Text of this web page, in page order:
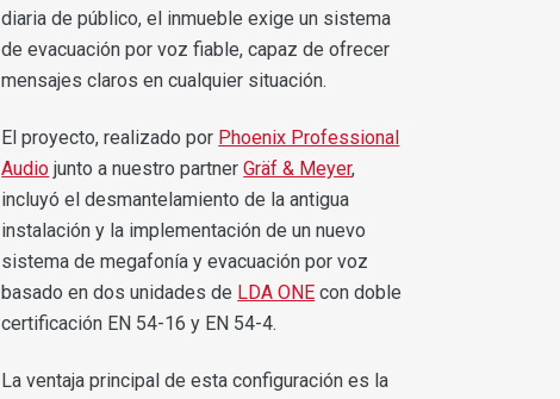
diaria de público, el inmueble exige un sistema
de evacuación por voz fiable, capaz de ofrecer
mensajes claros en cualquier situación.
El proyecto, realizado por Phoenix Professional
Audio junto a nuestro partnerGräf & Meyer,
incluyó el desmantelamiento de la antigua
instalación y la implementación de un nuevo
sistema de megafonía y evacuación por voz
basado en dos unidades de LDA ONE con doble
certificación EN 54-16 y EN 54-4.
La ventaja principal de esta configuración es la